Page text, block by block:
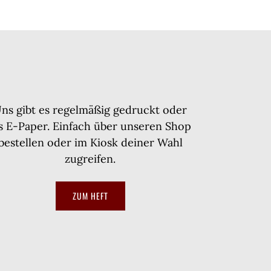
gibt es regelmäßig gedruckt oder
E-Paper. Einfach über unseren Shop
oder im Kiosk deiner Wahl
zugreifen.
ZUM HEFT